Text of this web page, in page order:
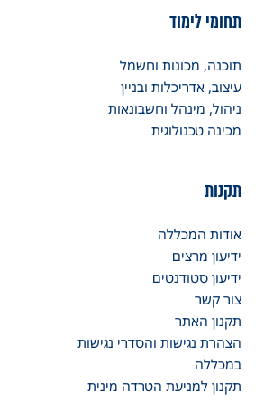
תחומי לימוד
תוכנה, מכונות וחשמל
עיצוב, אדריכלות ובניין
ניהול, מינהל וחשבונאות
מכינה טכנולוגית
תקנות
אודות המכללה
ידיעון מרצים
ידיעון סטודנטים
צור קשר
תקנון האתר
הצהרת נגישות והסדרי נגישות
במכללה
תקנון למניעת הטרדה מינית